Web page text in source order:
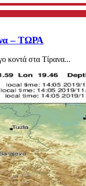
– ΤΩΡΑ
κοντά στα Τίρανα...